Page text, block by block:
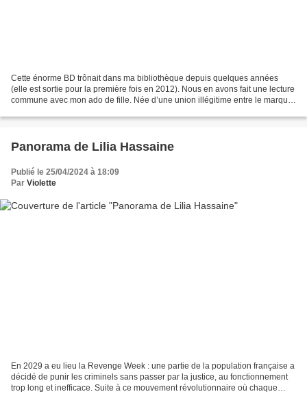
Cette énorme BD trônait dans ma bibliothèque depuis quelques années
(elle est sortie pour la première fois en 2012). Nous en avons fait une lecture
commune avec mon ado de fille. Née d’une union illégitime entre le marquis
Panorama de Lilia Hassaine
Publié le 25/04/2024 à 18:09
Par Violette
En 2029 a eu lieu la Revenge Week : une partie de la population française a
décidé de punir les criminels sans passer par la justice, au fonctionnement
trop long et inefficace. Suite à ce mouvement révolutionnaire où chaque